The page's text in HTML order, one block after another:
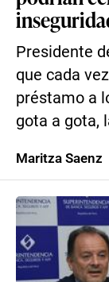
Presidente
que cada
préstamo a
gota a gota,
Maritza Saenz